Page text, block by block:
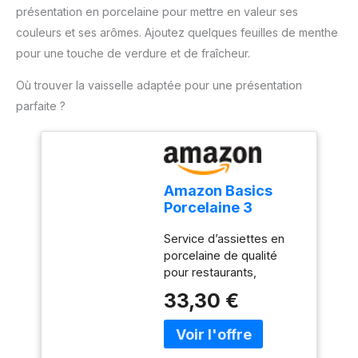
changement rapide des
accessoires. Compact et
pratique pour un usage
d'un câble de 1 mètre et
tâches de cuisine.
présentation en porcelaine pour mettre en valeur ses
couleurs et ses arômes. Ajoutez quelques feuilles de menthe
pour une touche de verdure et de fraîcheur.
Où trouver la vaisselle adaptée pour une présentation
parfaite ?
Amazon Basics
Porcelaine 3
plateau apéritif,
dîner, dessert,
33.02 cm,28 cm,
26 cm, Blanc
Service d’assiettes en
porcelaine de qualité
pour restaurants,
utilisation quotidienne
sans plomb, résistent à
des températures allant
33,30 €